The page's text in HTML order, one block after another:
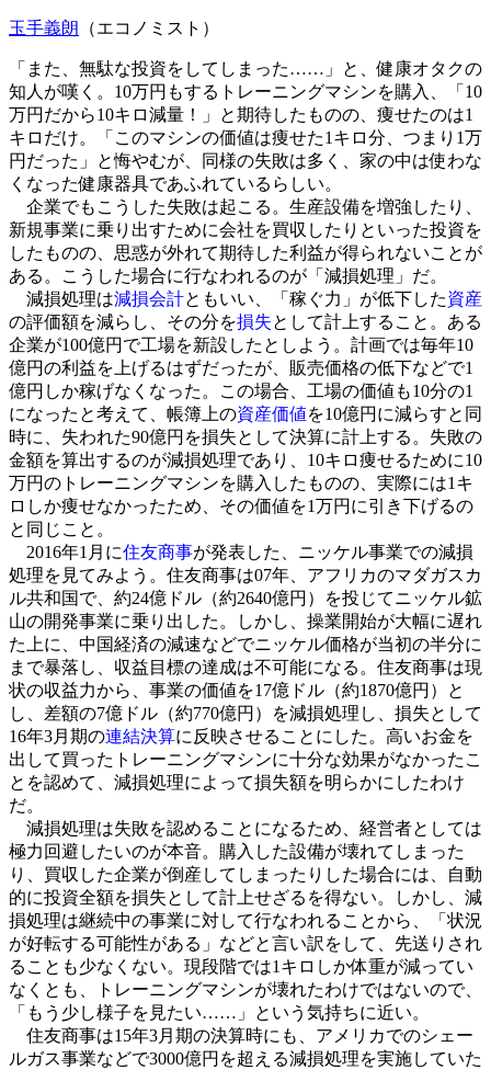
玉手義朗 （エコノミスト）
「また、無駄な投資をしてしまった……」と、健康オタクの
知人が嘆く。10万円もするトレーニングマシンを購入、「10
万円だから10キロ減量！」と期待したものの、痩せたのは1
キロだけ。「このマシンの価値は痩せた1キロ分、つまり1万
円だった」と悔やむが、同様の失敗は多く、家の中は使わな
くなった健康器具であふれているらしい。
企業でもこうした失敗は起こる。生産設備を増強したり、
新規事業に乗り出すために会社を買収したりといった投資を
したものの、思惑が外れて期待した利益が得られないことが
ある。こうした場合に行なわれるのが「減損処理」だ。
減損処理は減損会計ともいい、「稼ぐ力」が低下した資産
の評価額を減らし、その分を損失として計上すること。ある
企業が100億円で工場を新設したとしよう。計画では毎年10
億円の利益を上げるはずだったが、販売価格の低下などで1
億円しか稼げなくなった。この場合、工場の価値も10分の1
になったと考えて、帳簿上の資産価値を10億円に減らすと同
時に、失われた90億円を損失として決算に計上する。失敗の
金額を算出するのが減損処理であり、10キロ痩せるために10
万円のトレーニングマシンを購入したものの、実際には1キ
ロしか痩せなかったため、その価値を1万円に引き下げるの
と同じこと。
2016年1月に住友商事が発表した、ニッケル事業での減損
処理を見てみよう。住友商事は07年、アフリカのマダガスカ
ル共和国で、約24億ドル（約2640億円）を投じてニッケル鉱
山の開発事業に乗り出した。しかし、操業開始が大幅に遅れ
た上に、中国経済の減速などでニッケル価格が当初の半分に
まで暴落し、収益目標の達成は不可能になる。住友商事は現
状の収益力から、事業の価値を17億ドル（約1870億円）と
し、差額の7億ドル（約770億円）を減損処理し、損失として
16年3月期の連結決算に反映させることにした。高いお金を
出して買ったトレーニングマシンに十分な効果がなかったこ
とを認めて、減損処理によって損失額を明らかにしたわけ
だ。
減損処理は失敗を認めることになるため、経営者としては
極力回避したいのが本音。購入した設備が壊れてしまった
り、買収した企業が倒産してしまったりした場合には、自動
的に投資全額を損失として計上せざるを得ない。しかし、減
損処理は継続中の事業に対して行なわれることから、「状況
が好転する可能性がある」などと言い訳をして、先送りされ
ることも少なくない。現段階では1キロしか体重が減ってい
なくとも、トレーニングマシンが壊れたわけではないので、
「もう少し様子を見たい……」という気持ちに近い。
住友商事は15年3月期の決算時にも、アメリカでのシェー
ルガス事業などで3000億円を超える減損処理を実施していた